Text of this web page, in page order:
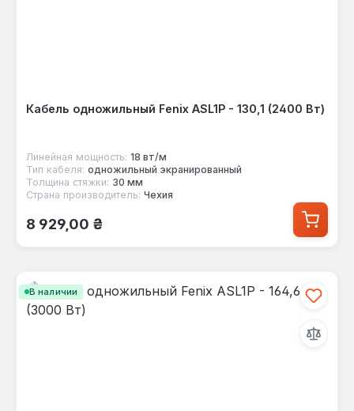
Кабель одножильный Fenix ASL1P - 130,1 (2400 Вт)
Линейная мощность: 18 вт/м
Тип кабеля: одножильный экранированный
Толщина стяжки: 30 мм
Страна производитель: Чехия
Обычная цена:
8 929,00 ₴
В наличии